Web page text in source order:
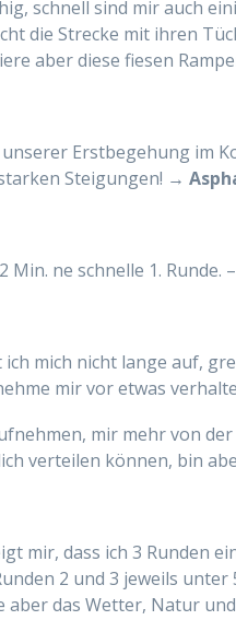
schnell sind mir auch
die Strecke mit ihren
aber diese fiesen
Erstbegehung im
Steigungen! →
Min. ne schnelle 1. Runde.
mich nicht lange auf,
mir vor etwas
mir mehr von
verteilen können, bin
mir, dass ich 3 Runden
2 und 3 jeweils unter
aber das Wetter, Natur